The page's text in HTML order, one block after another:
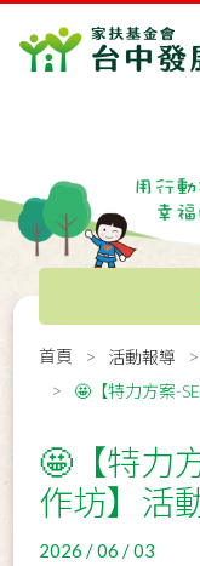
首頁 活動報導
🤩【特力方案-
🤩【特力
作坊】活
2026 / 06 / 03